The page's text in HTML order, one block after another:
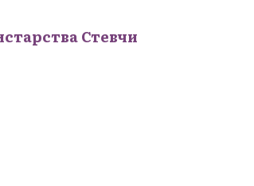
Стевчи